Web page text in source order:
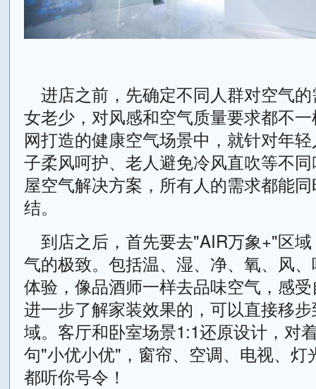
进店之前，先确定不同人群对空气
女老少，对风感和空气质量要求都不
网打造的健康空气场景中，就针对年
子柔风呵护、老人避免冷风直吹等不
屋空气解决方案，所有人的需求都能
结。
到店之后，首先要去"AIR万象+"区
气的极致。包括温、湿、净、氧、风
体验，像品酒师一样去品味空气，感
进一步了解家装效果的，可以直接移
域。客厅和卧室场景1:1还原设计，对
句"小优小优"，窗帘、空调、电视、灯
都听你号令！